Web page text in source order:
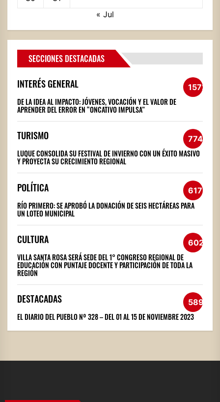
« Jul
SECCIONES DESTACADAS
INTERÉS GENERAL 1572
DE LA IDEA AL IMPACTO: JÓVENES, VOCACIÓN Y EL VALOR DE
APRENDER DEL ERROR EN “ONCATIVO IMPULSA”
TURISMO 774
LUQUE CONSOLIDA SU FESTIVAL DE INVIERNO CON UN ÉXITO MASIVO
Y PROYECTA SU CRECIMIENTO REGIONAL
POLÍTICA 617
RÍO PRIMERO: SE APROBÓ LA DONACIÓN DE SEIS HECTÁREAS PARA
UN LOTEO MUNICIPAL
CULTURA 602
VILLA SANTA ROSA SERÁ SEDE DEL 1° CONGRESO REGIONAL DE
EDUCACIÓN CON PUNTAJE DOCENTE Y PARTICIPACIÓN DE TODA LA
REGIÓN
DESTACADAS 589
EL DIARIO DEL PUEBLO Nº 328 – DEL 01 AL 15 DE NOVIEMBRE 2023